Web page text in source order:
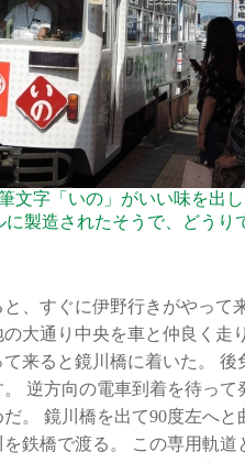
文字「いの」がいい味を出
に製造されたそうで、どうり
、すぐに伊野行きがやって
大通り中央を車と仲良く走
来ると鏡川橋に着いた。 後
逆方向の電車到着を待って
。 鏡川橋を出て90度左へと
鉄橋で渡る。 この専用軌道